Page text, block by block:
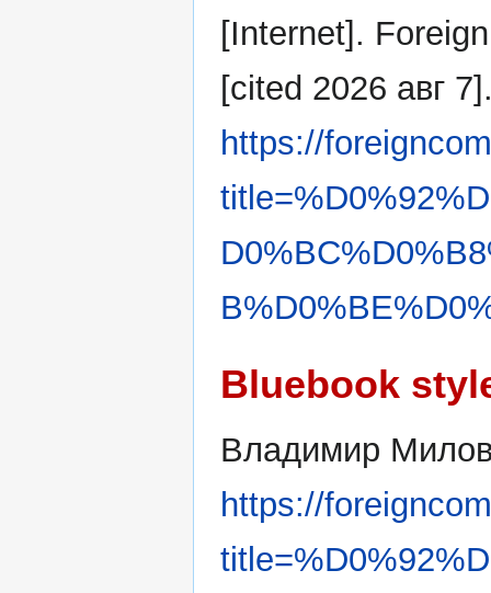
[Internet].
[cited 2026 авг
https://
Bluebook
Владимир
https://